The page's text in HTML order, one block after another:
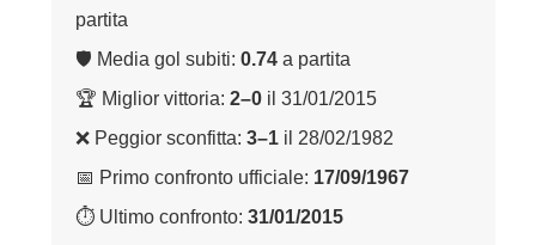
partita
🛡 Media gol subiti: 0.74 a partita
🏆 Miglior vittoria: 2–0 il 31/01/2015
❌ Peggior sconfitta: 3–1 il 28/02/1982
📅 Primo confronto ufficiale: 17/09/1967
⏱ Ultimo confronto: 31/01/2015